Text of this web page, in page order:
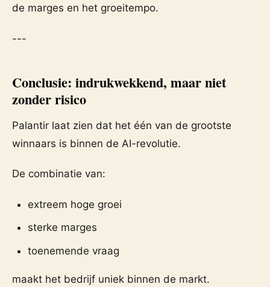
de marges en het groeitempo.
---
Conclusie: indrukwekkend, maar niet
zonder risico
Palantir laat zien dat het één van de grootste
winnaars is binnen de AI-revolutie.
De combinatie van:
extreem hoge groei
sterke marges
toenemende vraag
maakt het bedrijf uniek binnen de markt.